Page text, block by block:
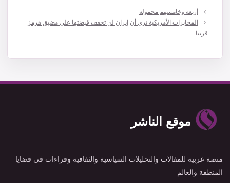
أربعة وخامسهم محمولة
المخابرات الأمريكية ترى أن إيران لن تخفف قبضتها على مضيق هرمز
قريبا
موقع الناشر
منصة عربية للمقالات والتحليلات السياسية والثقافية وقراءات في قضايا
المنطقة والعالم